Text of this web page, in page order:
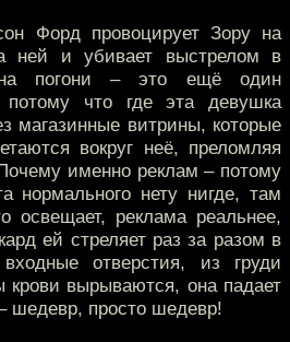
Форд провоцирует Зору на
ней и убивает выстрелом в
погони – это ещё один
потому что где эта девушка
магазинные витрины, которые
вокруг неё, преломляя
именно реклам – потому
нормального нету нигде, там
освещает, реклама реальнее,
ей стреляет раз за разом в
отверстия, из груди
крови вырываются, она падает
шедевр, просто шедевр!